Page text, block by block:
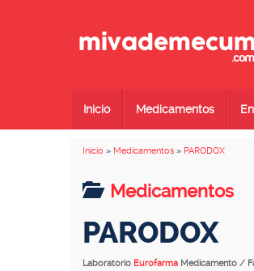
Inicio Medicamentos
Inicio » Medicamentos » PARODOX
Medicamentos
PARODOX
Laboratorio Eurofarma Medicamento /